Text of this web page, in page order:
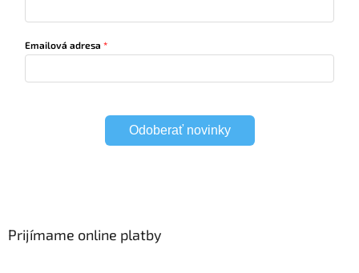
Emailová adresa
Odoberať novinky
Prijímame online platby